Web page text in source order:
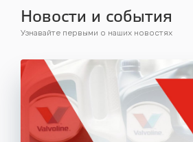
Новости и события
Узнавайте первыми о наших новостях